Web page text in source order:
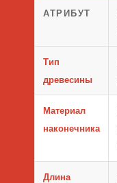
АТРИБУТ
Тип
древесины
Материал
наконечника
Длина